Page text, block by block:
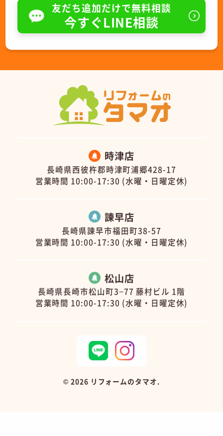
友だち追加だけで無料相談
今すぐLINE相談
時津店
長崎県西彼杵郡時津町浦郷428-17
営業時間 10:00-17:30 (水曜・日曜定休)
諫早店
長崎県諫早市福田町38-57
営業時間 10:00-17:30 (水曜・日曜定休)
松山店
長崎県長崎市松山町3−77 藤村ビル 1階
営業時間 10:00-17:30 (水曜・日曜定休)
© 2026 リフォームのタマオ.